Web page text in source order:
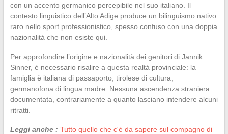
con un accento germanico percepibile nel suo italiano. Il
contesto linguistico dell’Alto Adige produce un bilinguismo nativo
raro nello sport professionistico, spesso confuso con una doppia
nazionalità che non esiste qui.
Per approfondire l’origine e nazionalità dei genitori di Jannik
Sinner, è necessario risalire a questa realtà provinciale: la
famiglia è italiana di passaporto, tirolese di cultura,
germanofona di lingua madre. Nessuna ascendenza straniera
documentata, contrariamente a quanto lasciano intendere alcuni
ritratti.
Leggi anche : Tutto quello che c'è da sapere sul compagno di